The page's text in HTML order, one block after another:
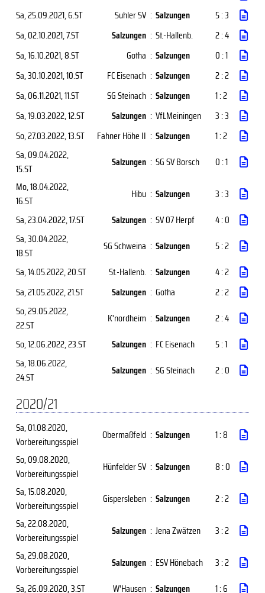
Sa, 25.09.2021, 6.ST Suhler SV : Salzungen
5 : 3
Sa, 02.10.2021, 7.ST Salzungen : St.-Hallenb.
2 : 4
Sa, 16.10.2021, 8.ST Gotha : Salzungen
0 : 1
Sa, 30.10.2021, 10.ST FC Eisenach : Salzungen
2 : 2
Sa, 06.11.2021, 11.ST SG Steinach : Salzungen
1 : 2
Sa, 19.03.2022, 12.ST Salzungen : VfLMeiningen
3 : 3
So, 27.03.2022, 13.ST Fahner Höhe II : Salzungen
1 : 2
Sa, 09.04.2022,
15.ST
Salzungen : SG SV Borsch
0 : 1
Mo, 18.04.2022,
16.ST
Hibu : Salzungen
3 : 3
Sa, 23.04.2022, 17.ST Salzungen : SV 07 Herpf
4 : 0
Sa, 30.04.2022,
18.ST
SG Schweina : Salzungen
5 : 2
Sa, 14.05.2022, 20.ST St.-Hallenb. : Salzungen
4 : 2
Sa, 21.05.2022, 21.ST Salzungen : Gotha
2 : 2
So, 29.05.2022,
22.ST
K'nordheim : Salzungen
2 : 4
So, 12.06.2022, 23.ST Salzungen : FC Eisenach
5 : 1
Sa, 18.06.2022,
24.ST
Salzungen : SG Steinach 2 : 0
2020/21
Sa, 01.08.2020,
Vorbereitungsspiel
Obermaßfeld : Salzungen
1 : 8
So, 09.08.2020,
Vorbereitungsspiel
Hünfelder SV : Salzungen
8 : 0
Sa, 15.08.2020,
Vorbereitungsspiel
Gispersleben : Salzungen
2 : 2
Sa, 22.08.2020,
Vorbereitungsspiel
Salzungen : Jena Zwätzen
3 : 2
Sa, 29.08.2020,
Vorbereitungsspiel
Salzungen : ESV Hönebach
3 : 2
Sa, 26.09.2020, 3.ST W'Hausen : Salzungen 1 : 6